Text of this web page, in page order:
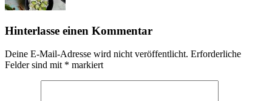
Hinterlasse einen Kommentar
Deine E-Mail-Adresse wird nicht veröffentlicht. Erforderliche
Felder sind mit * markiert